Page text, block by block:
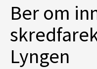
Ber om
Lyngen